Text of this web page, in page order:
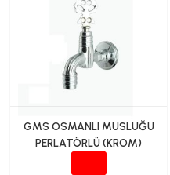
GMS OSMANLI MUSLUĞU
PERLATÖRLÜ (KROM)